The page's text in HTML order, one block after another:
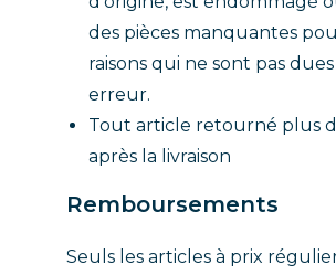
des pièces manquantes
raisons qui ne sont pas
erreur.
Tout article retourné plus
après la livraison
Remboursements
Seuls les articles à prix